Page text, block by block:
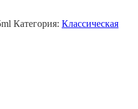
Категория: Классическая